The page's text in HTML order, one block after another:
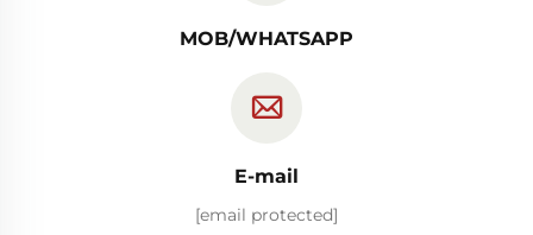
MOB/WHATSAPP
E-mail
[email protected]